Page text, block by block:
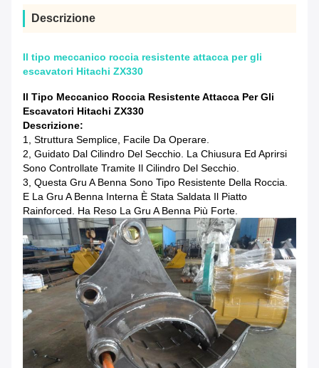
Descrizione
Il tipo meccanico roccia resistente attacca per gli
escavatori Hitachi ZX330
Il Tipo Meccanico Roccia Resistente Attacca Per Gli
Escavatori Hitachi ZX330
Descrizione:
1, Struttura Semplice, Facile Da Operare.
2, Guidato Dal Cilindro Del Secchio. La Chiusura Ed Aprirsi
Sono Controllate Tramite Il Cilindro Del Secchio.
3, Questa Gru A Benna Sono Tipo Resistente Della Roccia.
E La Gru A Benna Interna È Stata Saldata Il Piatto
Rainforced. Ha Reso La Gru A Benna Più Forte.